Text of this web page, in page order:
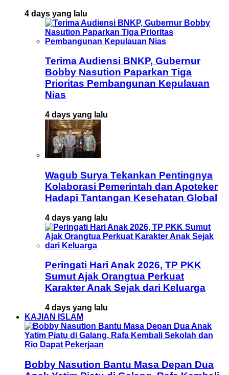
4 days yang lalu
Terima Audiensi BNKP, Gubernur
Bobby Nasution Paparkan Tiga
Prioritas Pembangunan Kepulauan
Nias
4 days yang lalu
Wagub Surya Tekankan Pentingnya
Kolaborasi Pemerintah dan Apoteker
Hadapi Tantangan Kesehatan Global
4 days yang lalu
Peringati Hari Anak 2026, TP PKK
Sumut Ajak Orangtua Perkuat
Karakter Anak Sejak dari Keluarga
4 days yang lalu
KAJIAN ISLAM
Bobby Nasution Bantu Masa Depan Dua